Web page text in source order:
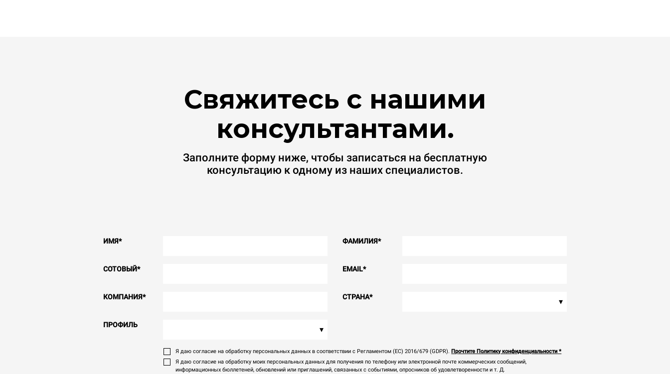
Свяжитесь с нашими
консультантами.
Заполните форму ниже, чтобы записаться на бесплатную
консультацию к одному из наших специалистов.
ИМЯ* ФАМИЛИЯ*
СОТОВЫЙ* EMAIL*
КОМПАНИЯ* СТРАНА* ▾
ПРОФИЛЬ ▾
Я даю согласие на обработку персональных данных в соответствии с Регламентом (ЕС) 2016/679 (GDPR). Прочтите Политику конфиденциальности *
Я даю согласие на обработку моих персональных данных для получения по телефону или электронной почте коммерческих сообщений,
информационных бюллетеней, обновлений или приглашений, связанных с событиями, опросников об удовлетворенности и т. Д.